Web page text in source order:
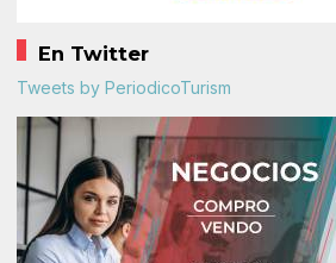
En Twitter
Tweets by PeriodicoTurism